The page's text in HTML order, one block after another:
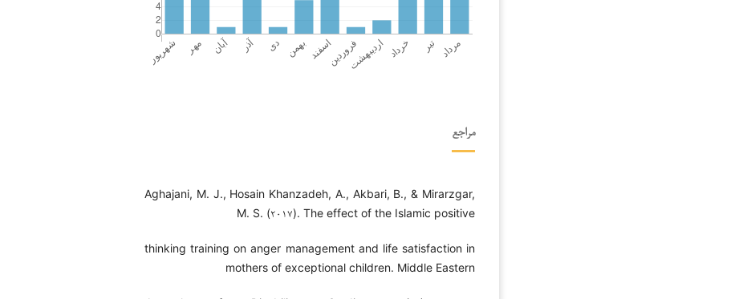
مراجع
Aghajani, M. J., Hosain Khanzadeh, A., Akbari, B., & Mirarzgar,
M. S. (۲۰۱۷). The effect of the Islamic positive
thinking training on anger management and life satisfaction in
mothers of exceptional children. Middle Eastern